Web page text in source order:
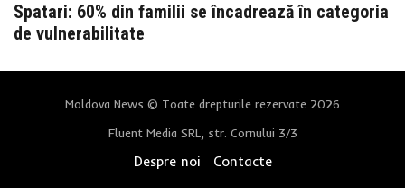
Spatari: 60% din familii se încadrează în categoria
de vulnerabilitate
Moldova News © Toate drepturile rezervate 2026
Fluent Media SRL, str. Cornului 3/3
Despre noi Contacte